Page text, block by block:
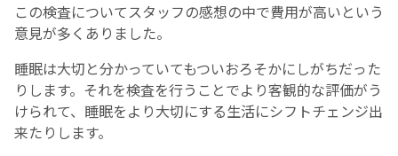
この検査についてスタッフの感想の中で費用が高いという
意見が多くありました。
睡眠は大切と分かっていてもついおろそかにしがちだった
りします。それを検査を行うことでより客観的な評価がう
けられて、睡眠をより大切にする生活にシフトチェンジ出
来たりします。